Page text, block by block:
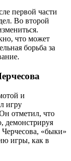
первой части
Во второй
что может
борьба за
и
игру
отметил, что
демонстрируя
«быки»
игры, как в